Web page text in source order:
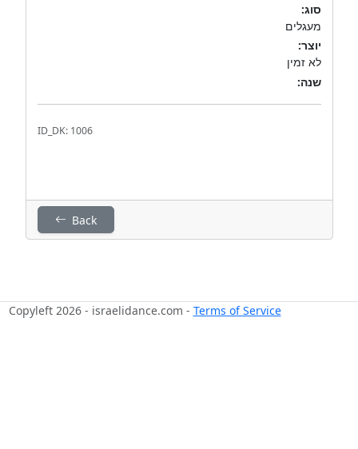
סוג:
מעגלים
יוצר:
לא זמין
שנה:
ID_DK: 1006
Back
Copyleft 2026 - israelidance.com - Terms of Service